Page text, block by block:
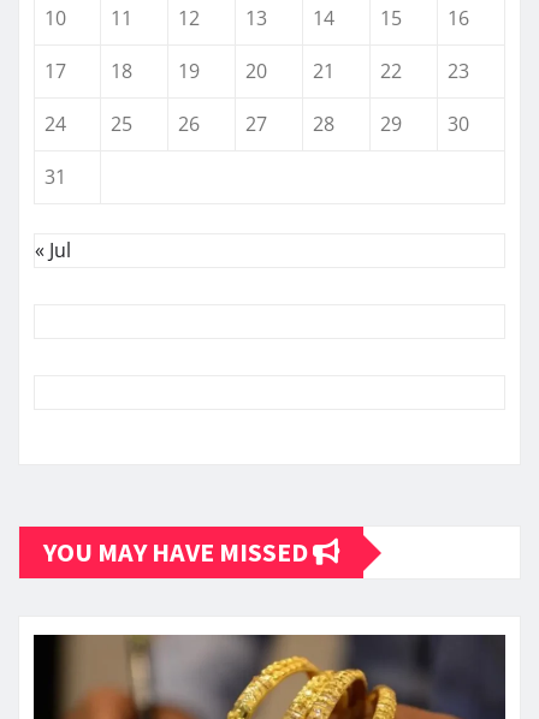
10
11 12 13 14 15
16
17
18 19 20 21 22
23
24
25 26 27 28 29
30
31
« Jul
YOU MAY HAVE MISSED